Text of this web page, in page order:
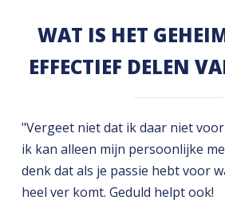
WAT IS HET
EFFECTIEF DELEN
"Vergeet niet dat ik daar niet
ik kan alleen mijn persoonlijke
denk dat als je passie hebt voor
heel ver komt. Geduld helpt ook!